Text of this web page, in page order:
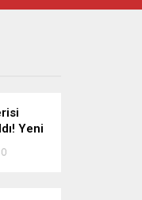
Yeni
0